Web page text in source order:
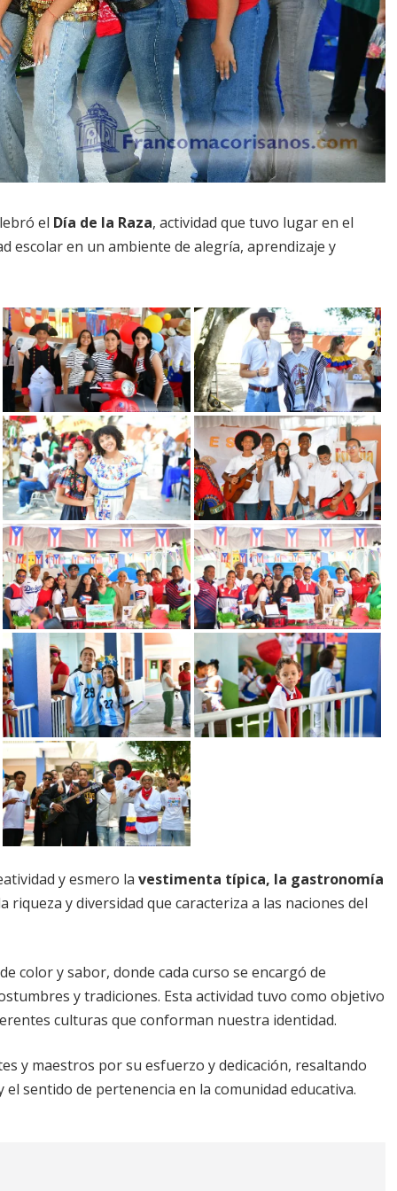
el Día de la Raza, actividad que tuvo lugar en el
escolar en un ambiente de alegría, aprendizaje y
y esmero la vestimenta típica, la gastronomía
riqueza y diversidad que caracteriza a las naciones del
color y sabor, donde cada curso se encargó de
y tradiciones. Esta actividad tuvo como objetivo
culturas que conforman nuestra identidad.
y maestros por su esfuerzo y dedicación, resaltando
sentido de pertenencia en la comunidad educativa.